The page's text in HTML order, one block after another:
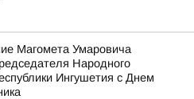
Магомета Умаровича
Народного
Ингушетия с Днем